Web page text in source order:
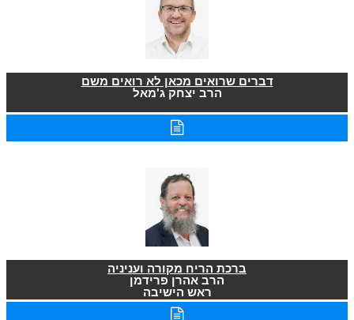
דברים שרואים מכאן לא רואים משם
הרב יצחק ג'מאל
ברכת הריח מקורה ועניניה
הרב אהרן פרידמן
ראש הישיבה